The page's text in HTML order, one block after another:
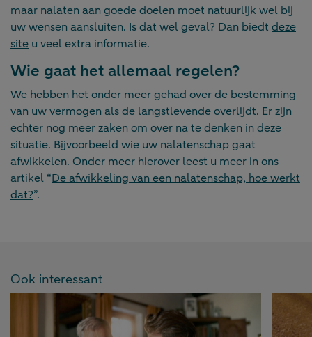
maar nalaten aan goede doelen moet natuurlijk wel bij
uw wensen aansluiten. Is dat wel geval? Dan biedt deze
site u veel extra informatie.
Wie gaat het allemaal regelen?
We hebben het onder meer gehad over de bestemming
van uw vermogen als de langstlevende overlijdt. Er zijn
echter nog meer zaken om over na te denken in deze
situatie. Bijvoorbeeld wie uw nalatenschap gaat
afwikkelen. Onder meer hierover leest u meer in ons
artikel “De afwikkeling van een nalatenschap, hoe werkt
dat?”.
Ook interessant